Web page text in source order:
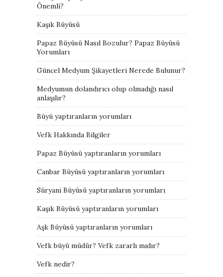
Önemli?
Kaşık Büyüsü
Papaz Büyüsü Nasıl Bozulur? Papaz Büyüsü
Yorumları
Güncel Medyum Şikayetleri Nerede Bulunur?
Medyumun dolandırıcı olup olmadığı nasıl
anlaşılır?
Büyü yaptıranların yorumları
Vefk Hakkında Bilgiler
Papaz Büyüsü yaptıranların yorumları
Canbar Büyüsü yaptıranların yorumları
Süryani Büyüsü yaptıranların yorumları
Kaşık Büyüsü yaptıranların yorumları
Aşk Büyüsü yaptıranların yorumları
Vefk büyü müdür? Vefk zararlı mıdır?
Vefk nedir?